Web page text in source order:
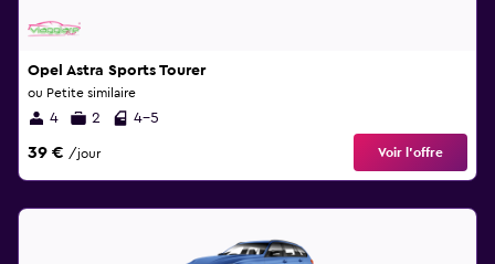
Opel Astra Sports Tourer
ou Petite similaire
4 2 4-5
39 € /jour Voir l’offre